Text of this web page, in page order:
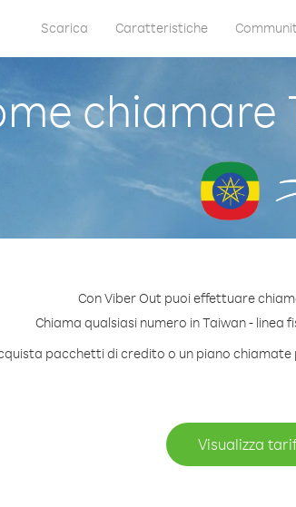
Scarica Caratteristiche
chiamare
Con Viber Out puoi effettuare
Chiama qualsiasi numero in Taiwan - linea
pacchetti di credito o un piano
Visualizza